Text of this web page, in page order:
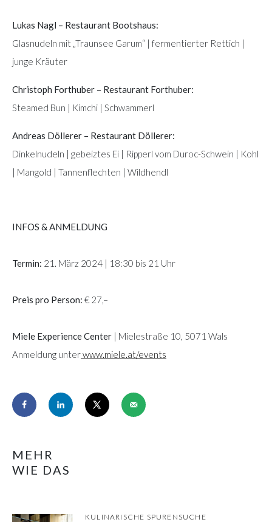
Lukas Nagl – Restaurant Bootshaus:
Glasnudeln mit „Traunsee Garum“ | fermentierter Rettich |
junge Kräuter
Christoph Forthuber – Restaurant Forthuber:
Steamed Bun | Kimchi | Schwammerl
Andreas Döllerer – Restaurant Döllerer:
Dinkelnudeln | gebeiztes Ei | Ripperl vom Duroc-Schwein | Kohl
| Mangold | Tannenflechten | Wildhendl
INFOS & ANMELDUNG
Termin: 21. März 2024 | 18:30 bis 21 Uhr
Preis pro Person: € 27,–
Miele Experience Center | Mielestraße 10, 5071 Wals
Anmeldung unterwww.miele.at/events
MEHR
WIE DAS
KULINARISCHE SPURENSUCHE